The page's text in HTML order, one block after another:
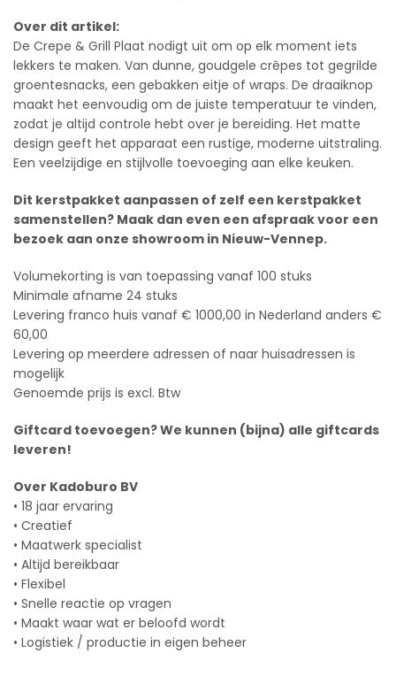
Over dit artikel:
De Crepe & Grill Plaat nodigt uit om op elk moment iets
lekkers te maken. Van dunne, goudgele crêpes tot gegrilde
groentesnacks, een gebakken eitje of wraps. De draaiknop
maakt het eenvoudig om de juiste temperatuur te vinden,
zodat je altijd controle hebt over je bereiding. Het matte
design geeft het apparaat een rustige, moderne uitstraling.
Een veelzijdige en stijlvolle toevoeging aan elke keuken.
Dit kerstpakket aanpassen of zelf een kerstpakket
samenstellen? Maak dan even een afspraak voor een
bezoek aan onze showroom in Nieuw-Vennep.
Volumekorting is van toepassing vanaf 100 stuks
Minimale afname 24 stuks
Levering franco huis vanaf € 1000,00 in Nederland anders €
60,00
Levering op meerdere adressen of naar huisadressen is
mogelijk
Genoemde prijs is excl. Btw
Giftcard toevoegen? We kunnen (bijna) alle giftcards
leveren!
Over Kadoburo BV
• 18 jaar ervaring
• Creatief
• Maatwerk specialist
• Altijd bereikbaar
• Flexibel
• Snelle reactie op vragen
• Maakt waar wat er beloofd wordt
• Logistiek / productie in eigen beheer